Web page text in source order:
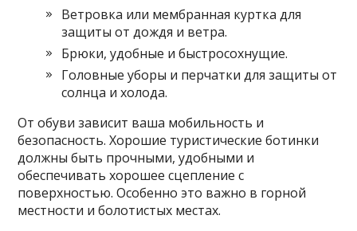
Ветровка или мембранная куртка для
защиты от дождя и ветра.
Брюки, удобные и быстросохнущие.
Головные уборы и перчатки для защиты от
солнца и холода.
От обуви зависит ваша мобильность и
безопасность. Хорошие туристические ботинки
должны быть прочными, удобными и
обеспечивать хорошее сцепление с
поверхностью. Особенно это важно в горной
местности и болотистых местах.